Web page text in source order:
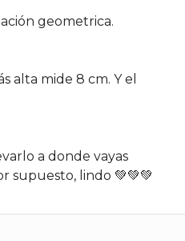
geometrica.
alta mide 8 cm. Y el
a donde vayas
supuesto, lindo 💚💚💚